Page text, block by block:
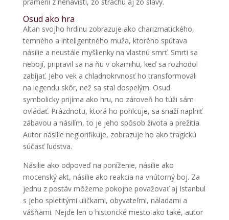
Osud ako hra
Altan svojho hrdinu zobrazuje ako charizmatického,
temného a inteligentného muža, ktorého spútava
násilie a neustále myšlienky na vlastnú smrť. Smrti sa
nebojí, pripravil sa na ňu v okamihu, keď sa rozhodol
zabíjať. Jeho vek a chladnokrvnosť ho transformovali
na legendu skôr, než sa stal dospelým. Osud
symbolicky prijíma ako hru, no zároveň ho túži sám
ovládať. Prázdnotu, ktorá ho pohlcuje, sa snaží naplniť
zábavou a násilím, to je jeho spôsob života a prežitia.
Autor násilie neglorifikuje, zobrazuje ho ako tragickú
súčasť ľudstva.
Násilie ako odpoveď na poníženie, násilie ako
mocenský akt, násilie ako reakcia na vnútorný boj. Za
jednu z postáv môžeme pokojne považovať aj Istanbul
s jeho spletitými uličkami, obyvateľmi, náladami a
vášňami. Nejde len o historické mesto ako také, autor